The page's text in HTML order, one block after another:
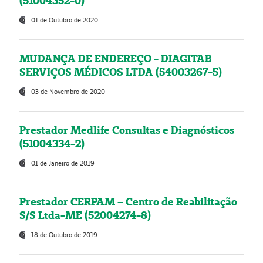
01 de Outubro de 2020
MUDANÇA DE ENDEREÇO - DIAGITAB
SERVIÇOS MÉDICOS LTDA (54003267-5)
03 de Novembro de 2020
Prestador Medlife Consultas e Diagnósticos
(51004334-2)
01 de Janeiro de 2019
Prestador CERPAM – Centro de Reabilitação
S/S Ltda-ME (52004274-8)
18 de Outubro de 2019